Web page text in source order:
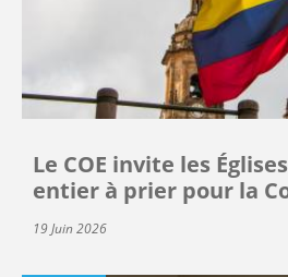
Le COE invite les
entier à prier pour la
19 Juin 2026